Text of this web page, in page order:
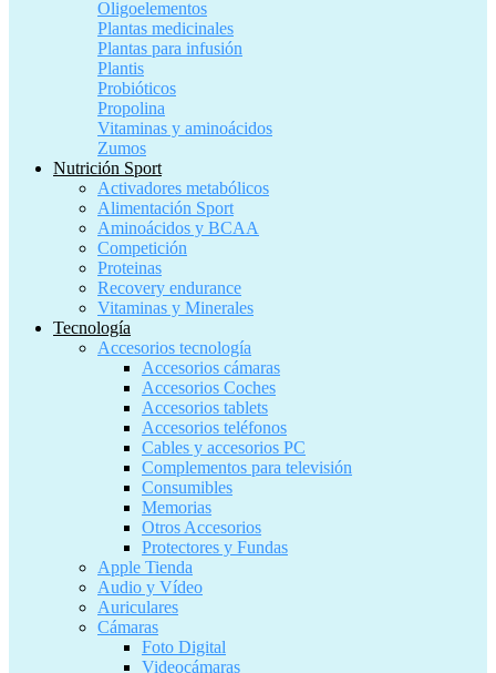
Oligoelementos
Plantas medicinales
Plantas para infusión
Plantis
Probióticos
Propolina
Vitaminas y aminoácidos
Zumos
Nutrición Sport
Activadores metabólicos
Alimentación Sport
Aminoácidos y BCAA
Competición
Proteinas
Recovery endurance
Vitaminas y Minerales
Tecnología
Accesorios tecnología
Accesorios cámaras
Accesorios Coches
Accesorios tablets
Accesorios teléfonos
Cables y accesorios PC
Complementos para televisión
Consumibles
Memorias
Otros Accesorios
Protectores y Fundas
Apple Tienda
Audio y Vídeo
Auriculares
Cámaras
Foto Digital
Videocámaras